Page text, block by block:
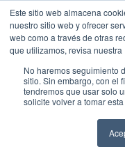
Este sitio web almacena
nuestro sitio web y ofrecer
web como a través de otras
que utilizamos, revisa
No haremos seguimiento
sitio. Sin embargo, con el
tendremos que usar solo
solicite volver a tomar
Cacao